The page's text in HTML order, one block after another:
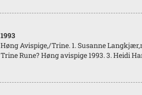
1993
Høng Avispige,/Trine. 1. Susanne
Trine Rune? Høng avispige 1993. 3. Heidi